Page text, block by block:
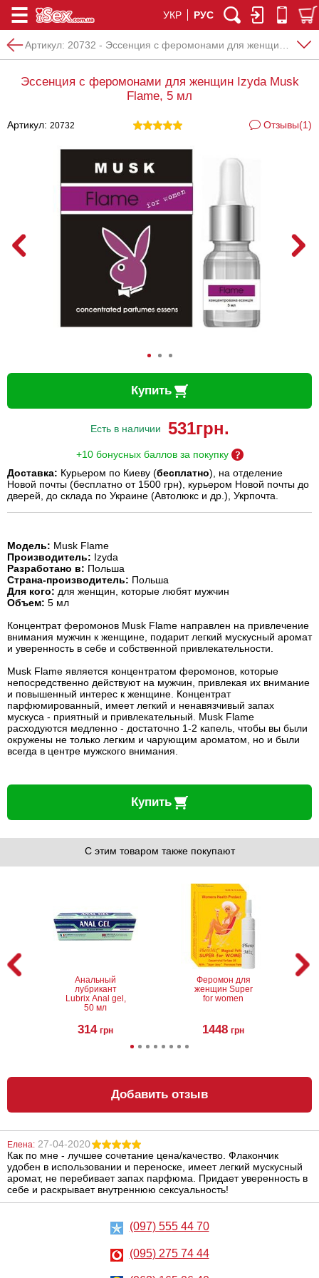
УКР РУС
Артикул: 20732 - Эссенция с феромонами для женщин Izyda Musk Flame, 5 мл
Эссенция с феромонами для женщин Izyda Musk
Flame, 5 мл
Артикул: 20732 Отзывы(1)
Купить
Есть в наличии 531грн.
+10 бонусных баллов за покупку
Доставка: Курьером по Киеву (бесплатно), на отделение
Новой почты (бесплатно от 1500 грн), курьером Новой почты до
дверей, до склада по Украине (Автолюкс и др.), Укрпочта.
Модель: Musk Flame
Производитель: Izyda
Разработано в: Польша
Страна-производитель: Польша
Для кого: для женщин, которые любят мужчин
Объем: 5 мл
Концентрат феромонов Musk Flame направлен на привлечение
внимания мужчин к женщине, подарит легкий мускусный аромат
и уверенность в себе и собственной привлекательности.
Musk Flame является концентратом феромонов, которые
непосредственно действуют на мужчин, привлекая их внимание
и повышенный интерес к женщине. Концентрат
парфюмированный, имеет легкий и ненавязчивый запах
мускуса - приятный и привлекательный. Musk Flame
расходуются медленно - достаточно 1-2 капель, чтобы вы были
окружены не только легким и чарующим ароматом, но и были
всегда в центре мужского внимания.
Купить
С этим товаром также покупают
Анальный
лубрикант
Lubrix Anal gel,
50 мл
314 грн
Феромон для
женщин Super
for women
1448 грн
Батарейки GP
Ultra Plus
Alkaline 24AUP
AAA, 4 шт.
154
Феромоны для
женщин
Копулинол, 5 мл
1197
Добавить отзыв
Елена: 27-04-2020
Как по мне - лучшее сочетание цена/качество. Флакончик
удобен в использовании и переноске, имеет легкий мускусный
аромат, не перебивает запах парфюма. Придает уверенность в
себе и раскрывает внутреннюю сексуальность!
(097) 555 44 70
(095) 275 74 44